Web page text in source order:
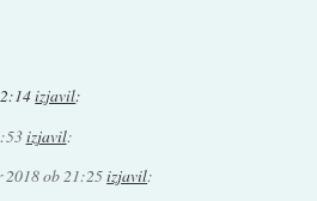
izjavil:
izjavil:
2018 ob 21:25izjavil: